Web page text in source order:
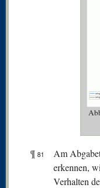
¶ 81
Am
erkennen,
Verhalten